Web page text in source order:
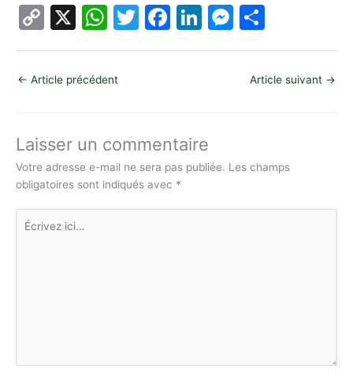
C
o
p
y
n
k
X
W
h
at
s
p
p
T
w
F
a
o
o
k
Li
n
n
M
e
g
ar
ta
g
← Article précédent Article suivant →
Laisser un commentaire
Votre adresse e-mail ne sera pas publiée. Les champs
obligatoires sont indiqués avec *
Écrivez
ici…